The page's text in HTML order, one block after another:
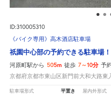
ID:310005310
《バイク専用》高木酒店駐車場
祇園中心部の予約できる駐車場
河原町駅から 505m 徒歩 7～10分 予
京都府京都市東山区新門前大和大路東
駐車場形式 平置き 屋内外形式